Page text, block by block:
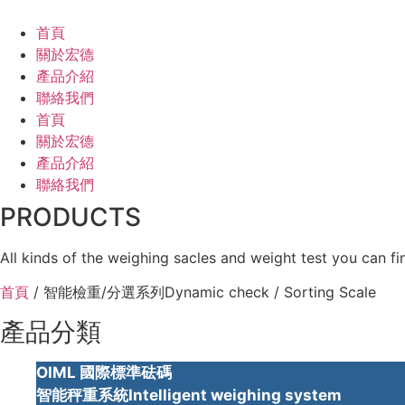
首頁
關於宏德
產品介紹
聯絡我們
首頁
關於宏德
產品介紹
聯絡我們
PRODUCTS
All kinds of the weighing sacles and weight test you can
首頁 / 智能檢重/分選系列Dynamic check / Sorting Scale
產品分類
OIML 國際標準砝碼
智能秤重系統Intelligent weighing system